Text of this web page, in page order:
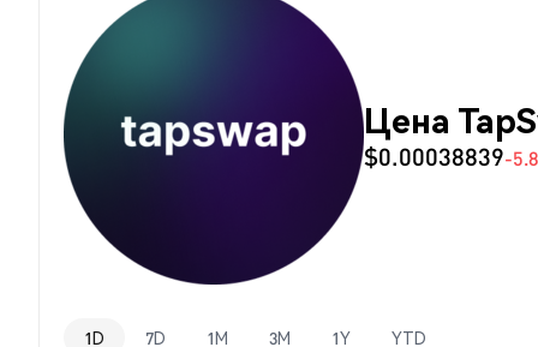
Цена
$0.00038839-
1D 7D 1M 3M 1Y YTD